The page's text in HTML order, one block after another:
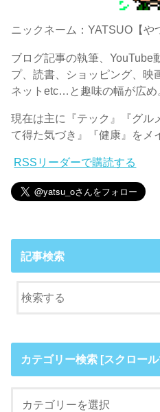
ニックネーム：YATSUO【や
ブログ記事の執筆、YouTube
プ、読書、ショッピング、映
ネットetc…と趣味の幅が広め
現在は主に『テック』『グル
て得た気づき』『健康』をメ
RSSリーダーで購読する
記事検索
カテゴリー検索 [スクロー